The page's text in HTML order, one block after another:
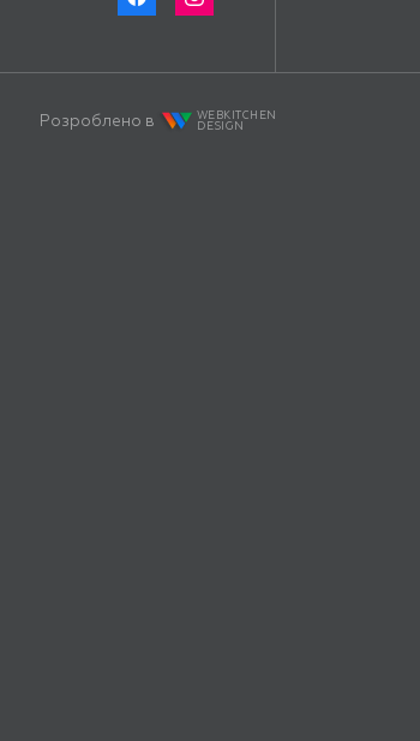
Розроблено в
WEBKITCHEN
DESIGN